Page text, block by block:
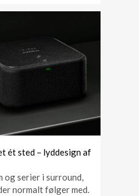
ét sted – lyddesign af
og serier i surround,
normalt følger med.